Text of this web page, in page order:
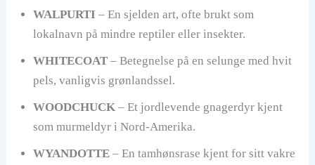
WALPURTI – En sjelden art, ofte brukt som
lokalnavn på mindre reptiler eller insekter.
WHITECOAT– Betegnelse på en selunge med hvit
pels, vanligvis grønlandssel.
WOODCHUCK– Et jordlevende gnagerdyr kjent
som murmeldyr i Nord-Amerika.
WYANDOTTE– En tamhønsrase kjent for sitt vakre